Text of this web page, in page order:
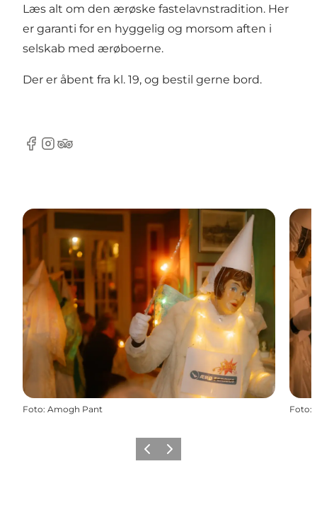
Læs alt om den ærøske fastelavnstradition. Her
er garanti for en hyggelig og morsom aften i
selskab med ærøboerne.
Der er åbent fra kl. 19, og bestil gerne bord.
Facebook
Instagram
Tripadvisor
Foto: Amogh Pant Foto:
ForrigeNæste